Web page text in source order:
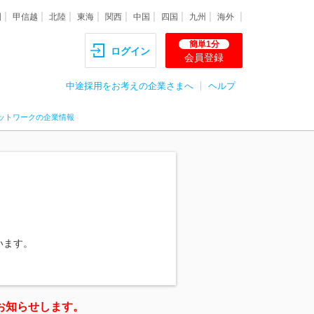
甲信越 北陸 東海 関西 中国 四国 九州 海外
ログイン
簡単1分
会員登録
中途採用をお考えの企業さまへ ヘルプ
トワークの企業情報
す。
らせします。